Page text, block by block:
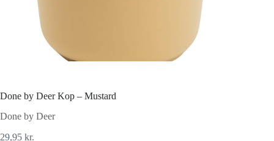
Done by Deer Kop – Mustard
Done by Deer
29,95 kr.